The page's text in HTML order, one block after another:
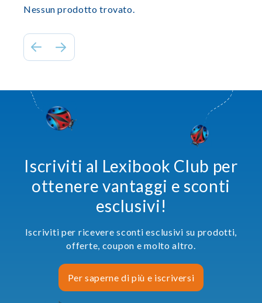
Nessun prodotto trovato.
Iscriviti al Lexibook Club per
ottenere vantaggi e sconti
esclusivi!
Iscriviti per ricevere sconti esclusivi su prodotti,
offerte, coupon e molto altro.
Per saperne di più e iscriversi